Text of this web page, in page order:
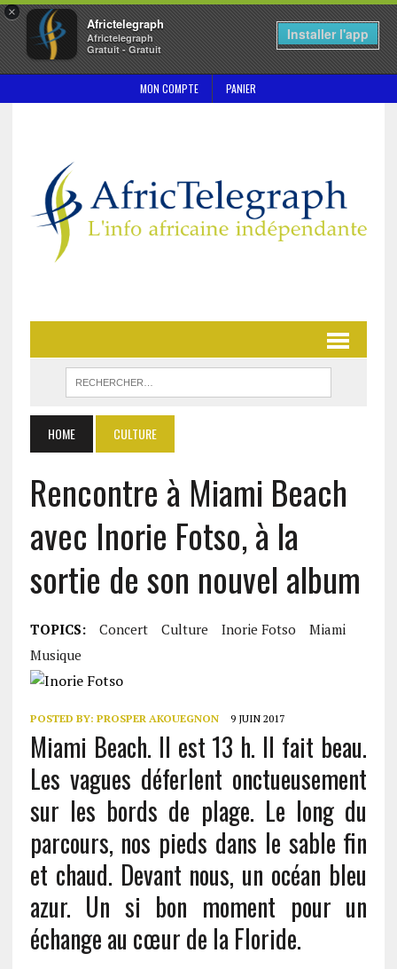
×
Africtelegraph
Africtelegraph
Gratuit - Gratuit
Installer l'app
MON COMPTE PANIER
HOME CULTURE
Rencontre à Miami Beach
avec Inorie Fotso, à la
sortie de son nouvel album
TOPICS: Concert Culture Inorie Fotso
Miami
Musique
POSTED BY: PROSPER AKOUEGNON 9 JUIN 2017
Miami Beach. Il est 13 h. Il fait beau.
Les vagues déferlent onctueusement
sur les bords de plage. Le long du
parcours, nos pieds dans le sable fin
et chaud. Devant nous, un océan bleu
azur. Un si bon moment pour un
échange au cœur de la Floride.